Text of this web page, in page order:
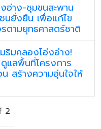
อ่าง-ชุมขนสะพาน
นยั่งยืน เพื่อแก้ไข
ตามยุทธศาสตร์ชาติ
ริมคลองโอ่งอ่าง!
แลพื้นที่โครงการ
สร้างความอุ่นใจให้
2